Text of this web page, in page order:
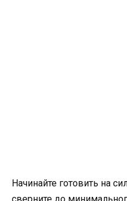
Начинайте готовить на